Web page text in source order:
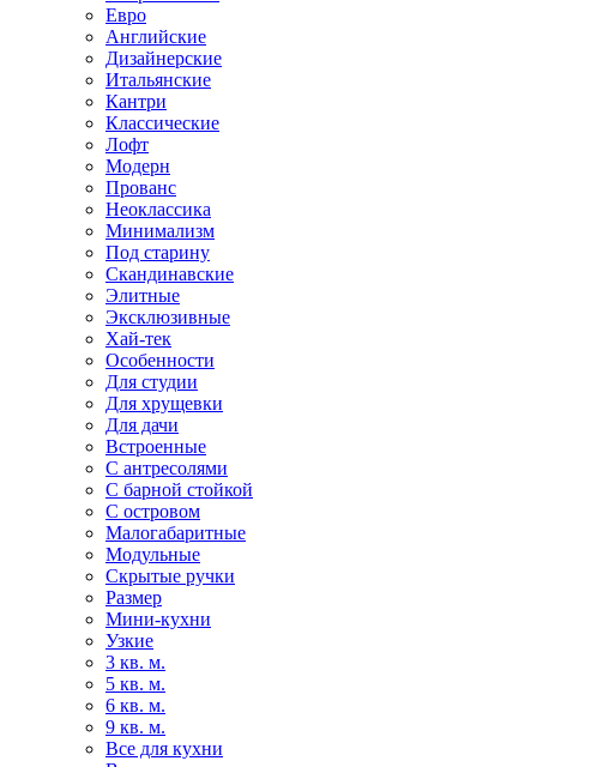
Евро
Английские
Дизайнерские
Итальянские
Кантри
Классические
Лофт
Модерн
Прованс
Неоклассика
Минимализм
Под старину
Скандинавские
Элитные
Эксклюзивные
Хай-тек
Особенности
Для студии
Для хрущевки
Для дачи
Встроенные
С антресолями
С барной стойкой
С островом
Малогабаритные
Модульные
Скрытые ручки
Размер
Мини-кухни
Узкие
3 кв. м.
5 кв. м.
6 кв. м.
9 кв. м.
Все для кухни